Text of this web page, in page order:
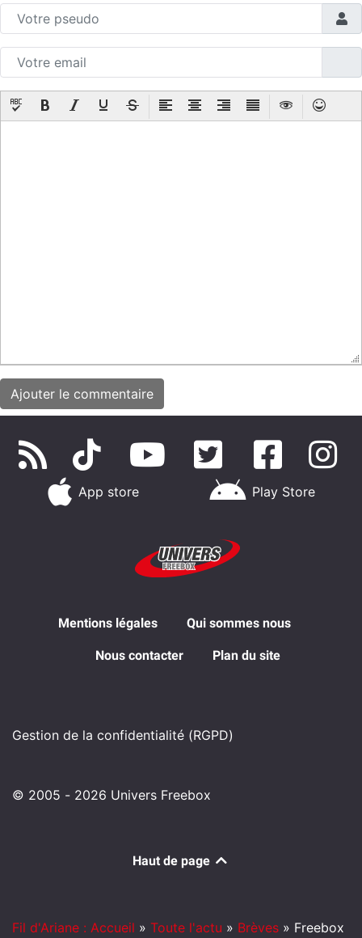
App store Play Store
Mentions légales Qui sommes nous
Nous contacter Plan du site
Gestion de la confidentialité (RGPD)
© 2005 - 2026 Univers Freebox
Haut de page
Fil d'Ariane : Accueil » Toute l'actu » Brèves » Freebox